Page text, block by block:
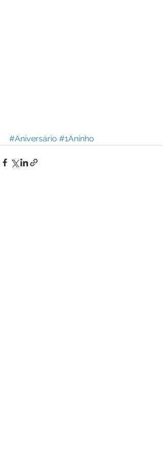
#Aniversário #1Aninho